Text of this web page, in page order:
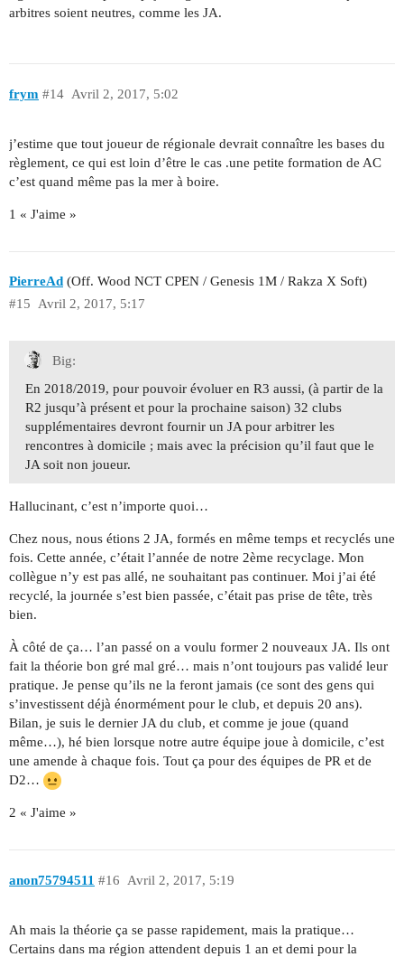
arbitres soient neutres, comme les JA.
frym Avril 2, 2017, 5:02
#14
j’estime que tout joueur de régionale devrait connaître les bases du
règlement, ce qui est loin d’être le cas .une petite formation de AC
c’est quand même pas la mer à boire.
1 « J'aime »
PierreAd (Off. Wood NCT CPEN / Genesis 1M / Rakza X Soft)
Avril 2, 2017, 5:17
#15
Big:
En 2018/2019, pour pouvoir évoluer en R3 aussi, (à partir de la
R2 jusqu’à présent et pour la prochaine saison) 32 clubs
supplémentaires devront fournir un JA pour arbitrer les
rencontres à domicile ; mais avec la précision qu’il faut que le
JA soit non joueur.
Hallucinant, c’est n’importe quoi…
Chez nous, nous étions 2 JA, formés en même temps et recyclés une
fois. Cette année, c’était l’année de notre 2ème recyclage. Mon
collègue n’y est pas allé, ne souhaitant pas continuer. Moi j’ai été
recyclé, la journée s’est bien passée, c’était pas prise de tête, très
bien.
À côté de ça… l’an passé on a voulu former 2 nouveaux JA. Ils ont
fait la théorie bon gré mal gré… mais n’ont toujours pas validé leur
pratique. Je pense qu’ils ne la feront jamais (ce sont des gens qui
s’investissent déjà énormément pour le club, et depuis 20 ans).
Bilan, je suis le dernier JA du club, et comme je joue (quand
même…), hé bien lorsque notre autre équipe joue à domicile, c’est
une amende à chaque fois. Tout ça pour des équipes de PR et de
D2…
2 « J'aime »
anon75794511 Avril 2, 2017, 5:19
#16
Ah mais la théorie ça se passe rapidement, mais la pratique…
Certains dans ma région attendent depuis 1 an et demi pour la